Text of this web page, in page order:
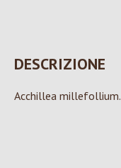
DESCRIZIONE
Acchillea millefollium.